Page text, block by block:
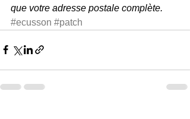
que votre adresse postale complète.
#ecusson #patch